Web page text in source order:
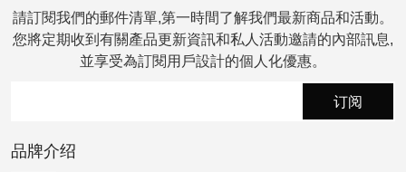
机芯，基于 100.1 机芯并加装万年历模组，总
计由 401 枚零件组成，其中万年历模组包含
优化的棘爪装置、整合式手动上链装置，以及
设于发条盒桥板内的擒纵轮轴承。装饰方面延
续传统格拉苏蒂风格，包括未经处理的德国银
請訂閱我們的郵件清單,第一時間了解我們最新商品和活動。
您將定期收到有關產品更新資訊和私人活動邀請的內部訊息,
並享受為訂閱用戶設計的個人化優惠。
订阅
品牌介绍